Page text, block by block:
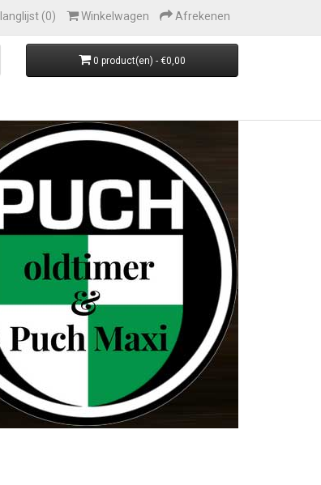
(0) Winkelwagen Afrekenen
0 product(en) - €0,00